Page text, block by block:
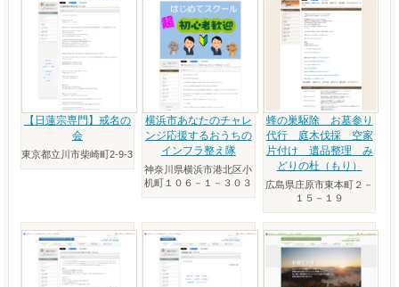
【日蓮宗専門】戒名の
会
東京都立川市柴崎町2-9-3
横浜市あなたのチャレ
ンジ応援するおうちの
インフラ整え隊
神奈川県横浜市港北区小
机町１０６－１－３０３
蜂の巣駆除 お墓参り
代行 庭木伐採 空家
片付け 遺品整理 み
どりの杜（もり）
広島県庄原市東本町２－
１５－１９